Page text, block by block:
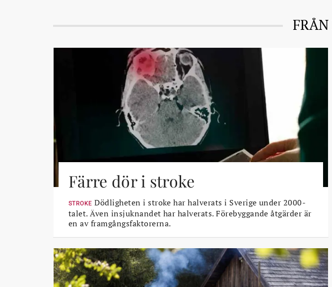
Färre dör i stroke
STROKE Dödligheten i stroke har halverats i Sverige under 2000-
talet. Även insjuknandet har halverats. Förebyggande åtgärder är
en av framgångsfaktorerna.